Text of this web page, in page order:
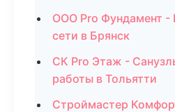
ООО Pro Фундамент -
сети в Брянск
СК Pro Этаж -
работы в Тольятти
Строймастер